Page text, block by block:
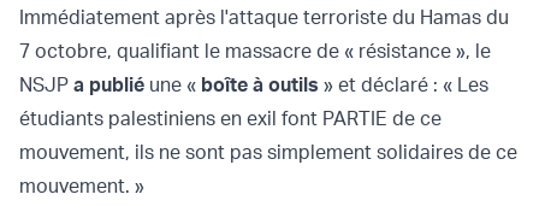
Immédiatement après l'attaque terroriste du Hamas du
7 octobre, qualifiant le massacre de « résistance », le
NSJP a publié une « boîte à outils » et déclaré : « Les
étudiants palestiniens en exil font PARTIE de ce
mouvement, ils ne sont pas simplement solidaires de ce
mouvement. »